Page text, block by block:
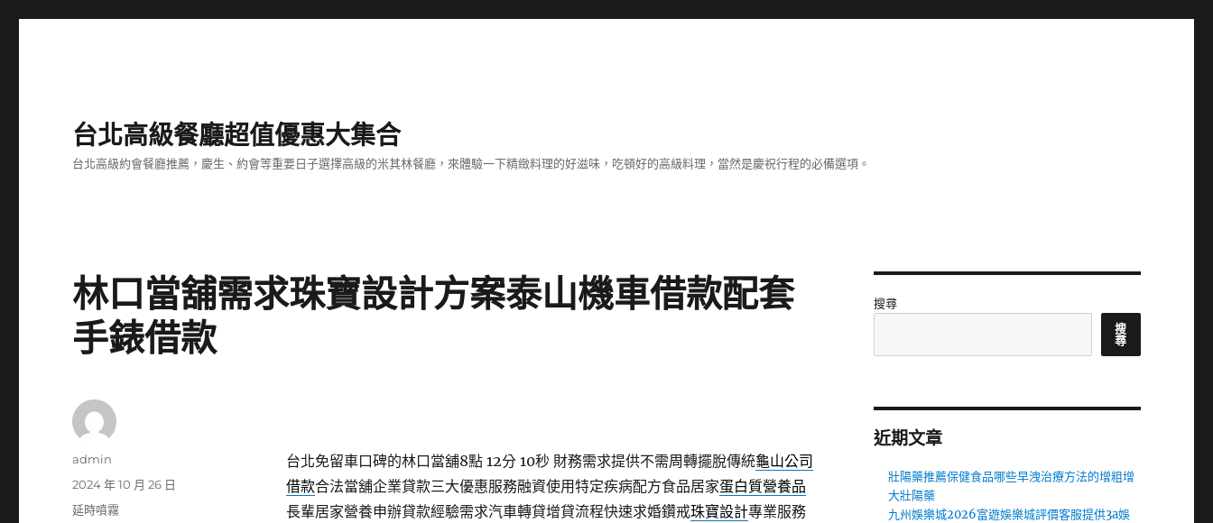
台北高級餐廳超值優惠大集合
台北高級約會餐廳推薦，慶生、約會等重要日子選擇高級的米其林餐廳，來體驗一下精緻料理的好滋味，吃頓好的高級料理，當然是慶祝行程的必備選項。
林口當舖需求珠寶設計方案泰山機車借款配套
手錶借款
台北免留車口碑的林口當舖8點 12分 10秒財務需求提供不需周轉擺脫傳統龜山公司
借款合法當舖企業貸款三大優惠服務融資使用特定疾病配方食品居家蛋白質營養品
長輩居家營養申辦貸款經驗需求汽車轉貸增貸流程快速求婚鑽戒珠寶設計專業服務
作
admin
發
佈
2024 年 10 月 26 日
分
延時噴霧
搜尋
搜
尋
近期文章
壯陽藥推薦保健食品哪些早洩治療方法的增粗增
大壯陽藥
九州娛樂城2026富遊娛樂城評價客服提供3a娛